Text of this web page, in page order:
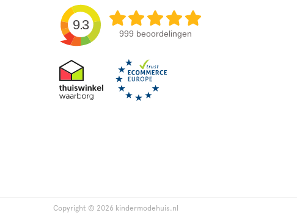
9.3
999 beoordelingen
Copyright © 2026 kindermodehuis.nl